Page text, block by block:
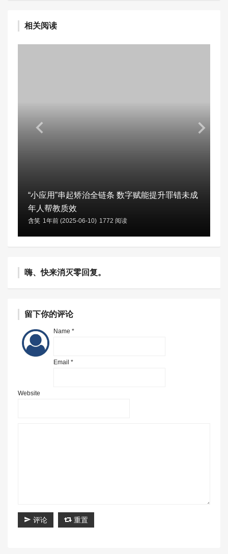
相关阅读
“小应用”串起矫治全链条 数字赋能提升罪错未成
年人帮教质效
含笑 1年前 (2025-06-10) 1772 阅读
嗨、快来消灭零回复。
留下你的评论
Name *
Email *
Website
评论 重置